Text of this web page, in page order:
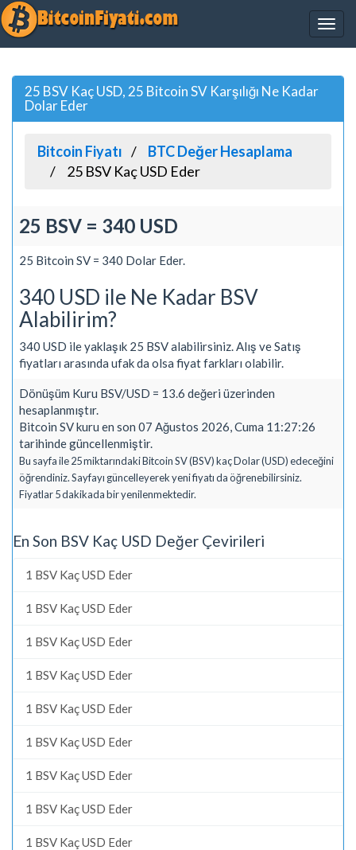
25 BSV Kaç USD, 25 Bitcoin SV Karşılığı Ne Kadar
Dolar Eder
Bitcoin Fiyatı
BTC Değer Hesaplama
25 BSV Kaç USD Eder
25 BSV = 340 USD
25 Bitcoin SV = 340 Dolar Eder.
340 USD ile Ne Kadar BSV
Alabilirim?
340 USD ile yaklaşık 25 BSV alabilirsiniz. Alış ve Satış
fiyatları arasında ufak da olsa fiyat farkları olabilir.
Dönüşüm Kuru BSV/USD = 13.6 değeri üzerinden
hesaplanmıştır.
Bitcoin SV kuru en son 07 Ağustos 2026, Cuma 11:27:26
tarihinde güncellenmiştir.
Bu sayfa ile 25 miktarındaki Bitcoin SV (BSV) kaç Dolar (USD) edeceğini
öğrendiniz. Sayfayı güncelleyerek yeni fiyatı da öğrenebilirsiniz.
Fiyatlar 5 dakikada bir yenilenmektedir.
En Son BSV Kaç USD Değer Çevirileri
1 BSV Kaç USD Eder
1 BSV Kaç USD Eder
1 BSV Kaç USD Eder
1 BSV Kaç USD Eder
1 BSV Kaç USD Eder
1 BSV Kaç USD Eder
1 BSV Kaç USD Eder
1 BSV Kaç USD Eder
1 BSV Kaç USD Eder